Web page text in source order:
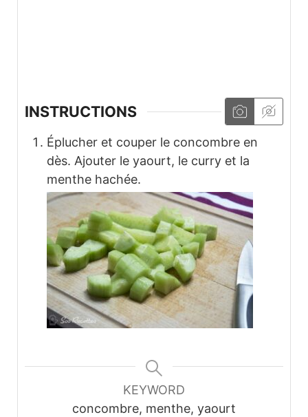
INSTRUCTIONS
Éplucher et couper le concombre en
dès. Ajouter le yaourt, le curry et la
menthe hachée.
KEYWORD
concombre, menthe, yaourt